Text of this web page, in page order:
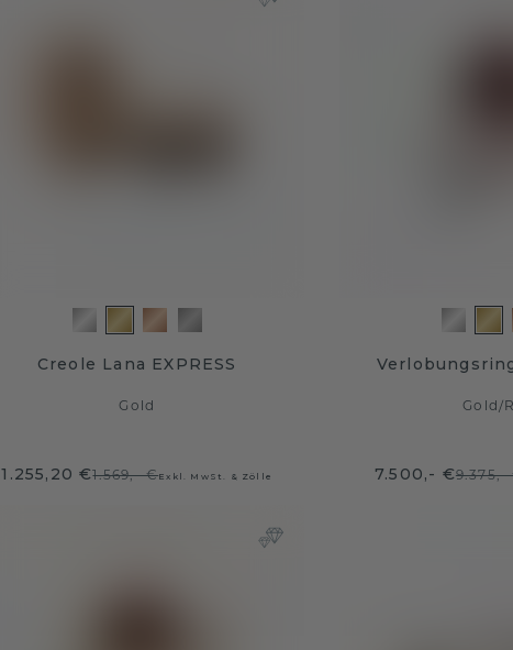
Creole Lana EXPRESS
Gold
1.255,20 €1.569,- €Exkl. MwSt. & Zölle
Gold/
7.500,- €9.375,-